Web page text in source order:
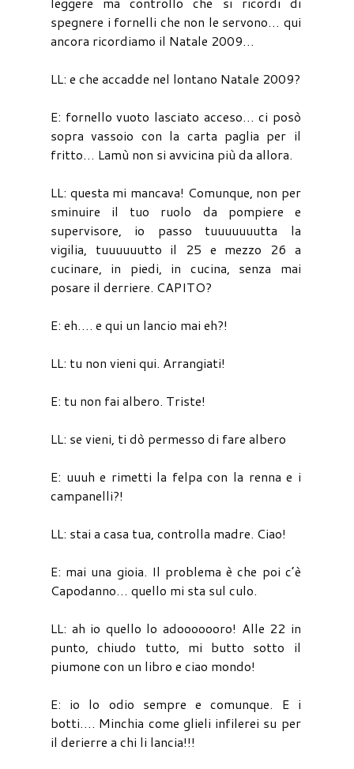
spegnere i fornelli che non le servono… qui
ancora ricordiamo il Natale 2009…
LL: e che accadde nel lontano Natale 2009?
E: fornello vuoto lasciato acceso… ci posò
sopra vassoio con la carta paglia per il
fritto… Lamù non si avvicina più da allora.
LL: questa mi mancava! Comunque, non per
sminuire il tuo ruolo da pompiere e
supervisore, io passo tuuuuuuutta la
vigilia, tuuuuuutto il 25 e mezzo 26 a
cucinare, in piedi, in cucina, senza mai
posare il derriere. CAPITO?
E: eh…. e qui un lancio mai eh?!
LL: tu non vieni qui. Arrangiati!
E: tu non fai albero. Triste!
LL: se vieni, ti dò permesso di fare albero
E: uuuh e rimetti la felpa con la renna e i
campanelli?!
LL: stai a casa tua, controlla madre. Ciao!
E: mai una gioia. Il problema è che poi c’è
Capodanno… quello mi sta sul culo.
LL: ah io quello lo adooooooro! Alle 22 in
punto, chiudo tutto, mi butto sotto il
piumone con un libro e ciao mondo!
E: io lo odio sempre e comunque. E i
botti…. Minchia come glieli infilerei su per
il derierre a chi li lancia!!!